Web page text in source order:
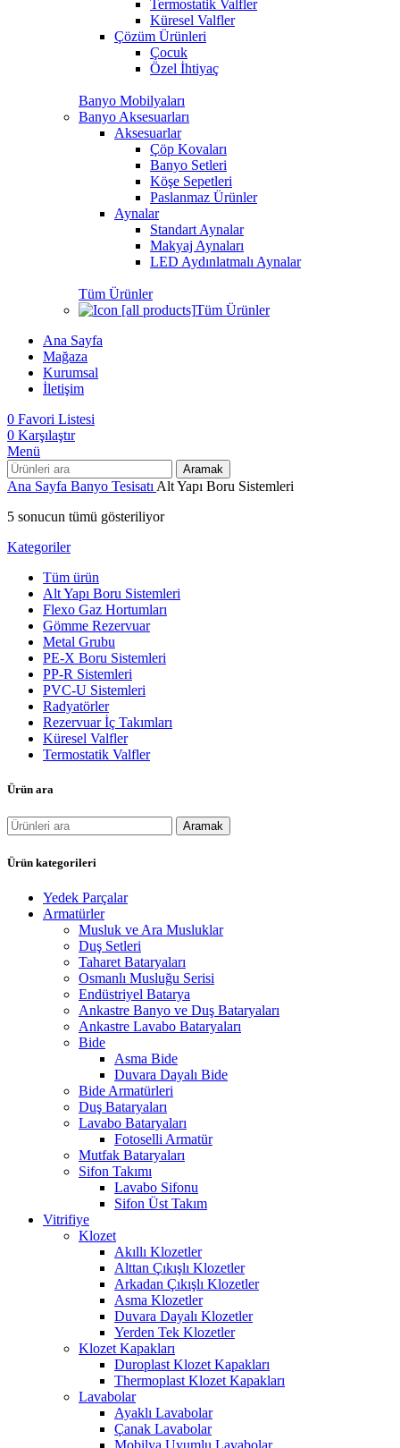
Termostatik Valfler
Küresel Valfler
Çözüm Ürünleri
Çocuk
Özel İhtiyaç
Banyo Mobilyaları
Banyo Aksesuarları
Aksesuarlar
Çöp Kovaları
Banyo Setleri
Köşe Sepetleri
Paslanmaz Ürünler
Aynalar
Standart Aynalar
Makyaj Aynaları
LED Aydınlatmalı Aynalar
Tüm Ürünler
Tüm Ürünler
Ana Sayfa
Mağaza
Kurumsal
İletişim
0 Favori Listesi
0 Karşılaştır
Menü
Aramak
Ana Sayfa Banyo Tesisatı Alt Yapı Boru Sistemleri
5 sonucun tümü gösteriliyor
Kategoriler
Tüm ürün
Alt Yapı Boru Sistemleri
Flexo Gaz Hortumları
Gömme Rezervuar
Metal Grubu
PE-X Boru Sistemleri
PP-R Sistemleri
PVC-U Sistemleri
Radyatörler
Rezervuar İç Takımları
Küresel Valfler
Termostatik Valfler
Ürün ara
Aramak
Ürün kategorileri
Yedek Parçalar
Armatürler
Musluk ve Ara Musluklar
Duş Setleri
Taharet Bataryaları
Osmanlı Musluğu Serisi
Endüstriyel Batarya
Ankastre Banyo ve Duş Bataryaları
Ankastre Lavabo Bataryaları
Bide
Asma Bide
Duvara Dayalı Bide
Bide Armatürleri
Duş Bataryaları
Lavabo Bataryaları
Fotoselli Armatür
Mutfak Bataryaları
Sifon Takımı
Lavabo Sifonu
Sifon Üst Takım
Vitrifiye
Klozet
Akıllı Klozetler
Alttan Çıkışlı Klozetler
Arkadan Çıkışlı Klozetler
Asma Klozetler
Duvara Dayalı Klozetler
Yerden Tek Klozetler
Klozet Kapakları
Duroplast Klozet Kapakları
Thermoplast Klozet Kapakları
Lavabolar
Ayaklı Lavabolar
Çanak Lavabolar
Mobilya Uyumlu Lavabolar